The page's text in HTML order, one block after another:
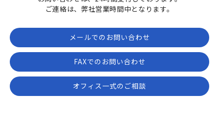
ご連絡は、弊社営業時間中となります。
メールでのお問い合わせ
FAXでのお問い合わせ
オフィス一式のご相談